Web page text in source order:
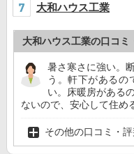
大和ハウス工業
大和ハウス工業の口コミ
暑さ寒さに強い。
う。軒下があるの
い。床暖房がある
ないので、安心して住め
その他の口コミ・評